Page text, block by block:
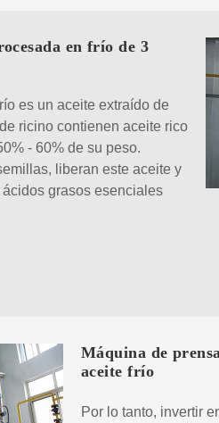
en frío de 3
es un aceite extraído de
ricino contienen aceite rico
- 60% de su peso.
liberan este aceite y
grasos esenciales
Máquina de
aceite frío
Por lo tanto, invertir